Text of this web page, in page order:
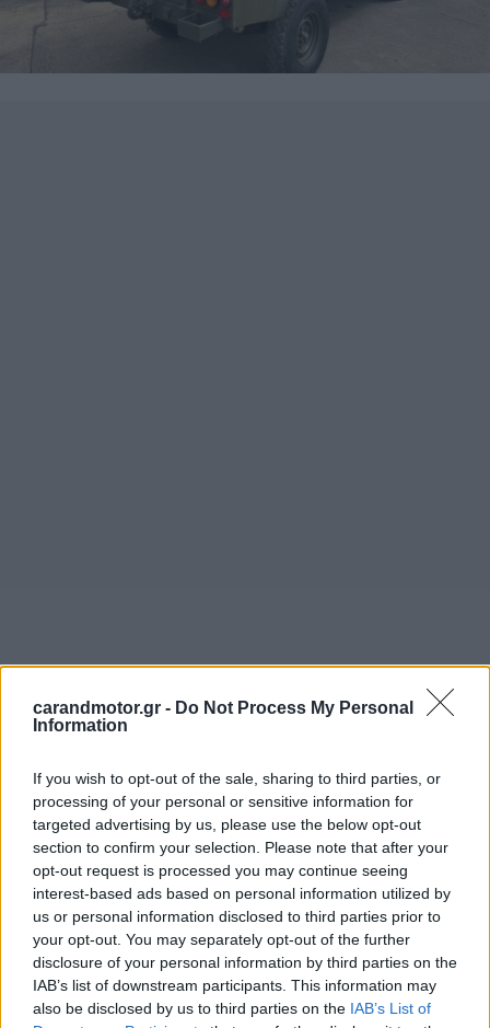
carandmotor.gr - Do Not Process My Personal
Information
If you wish to opt-out of the sale, sharing to third parties, or
processing of your personal or sensitive information for
targeted advertising by us, please use the below opt-out
section to confirm your selection. Please note that after your
opt-out request is processed you may continue seeing
interest-based ads based on personal information utilized by
us or personal information disclosed to third parties prior to
your opt-out. You may separately opt-out of the further
disclosure of your personal information by third parties on the
IAB’s list of downstream participants. This information may
also be disclosed by us to third parties on the IAB’s List of
Τα εν ενεργεία οχήματα της Land Rover που
άρχισαν να τίθενται σε λειτουργία τη δεκαετία του
1950 και θεωρούνται από πολλούς σύμβολο
βρετανικής εθνικής υπερηφάνειας,θα προσφερθούν